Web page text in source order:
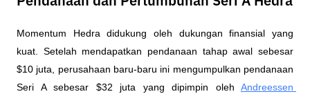
Momentum Hedra didukung oleh dukungan finansial yang
kuat. Setelah mendapatkan pendanaan tahap awal sebesar
$10 juta, perusahaan baru-baru ini mengumpulkan pendanaan
Seri A sebesar $32 juta yang dipimpin oleh Andreessen